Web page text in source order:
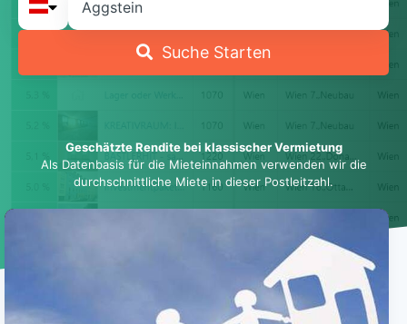
Suche Starten
Geschätzte Rendite bei klassischer Vermietung
Als Datenbasis für die Mieteinnahmen verwenden wir die
durchschnittliche Miete in dieser Postleitzahl.